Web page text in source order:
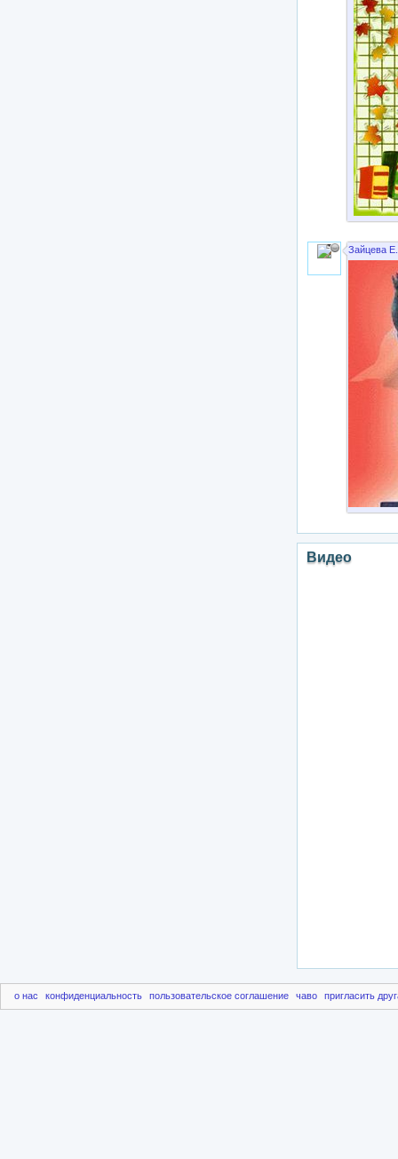
Зайцева
Видео
о нас конфиденциальность пользовательское соглашение чаво пригласить